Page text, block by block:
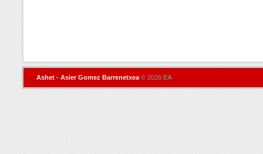
Ashet - Asier Gomez Barrenetxea © 2026 EA